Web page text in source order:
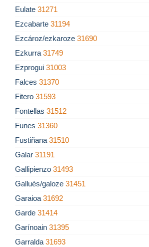
Eulate 31271
Ezcabarte 31194
Ezcároz/ezkaroze 31690
Ezkurra 31749
Ezprogui 31003
Falces 31370
Fitero 31593
Fontellas 31512
Funes 31360
Fustiñana 31510
Galar 31191
Gallipienzo 31493
Gallués/galoze 31451
Garaioa 31692
Garde 31414
Garínoain 31395
Garralda 31693